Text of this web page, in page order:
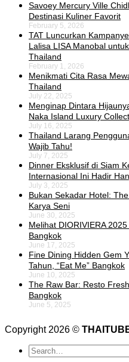
Savoey Mercury Ville
Destinasi Kuliner Favorit
February 5, 2026
TAT Luncurkan
Lalisa LISA Manobal
Thailand
February 1, 2026
Menikmati Cita Rasa
Thailand
July 22, 2025
Menginap Dintara
Naka Island Luxury
July 16, 2025
Thailand Larang
Wajib Tahu!
July 7, 2025
Dinner Eksklusif di Siam
Internasional Ini Hadir
July 3, 2025
Bukan Sekadar Hotel:
Karya Seni
June 30, 2025
Melihat DIORIVIERA
Bangkok
June 17, 2025
Fine Dining Hidden Gem
Tahun, “Eat Me” Bangkok
June 10, 2025
The Raw Bar: Resto
Bangkok
June 5, 2025
Copyright 2026 ©